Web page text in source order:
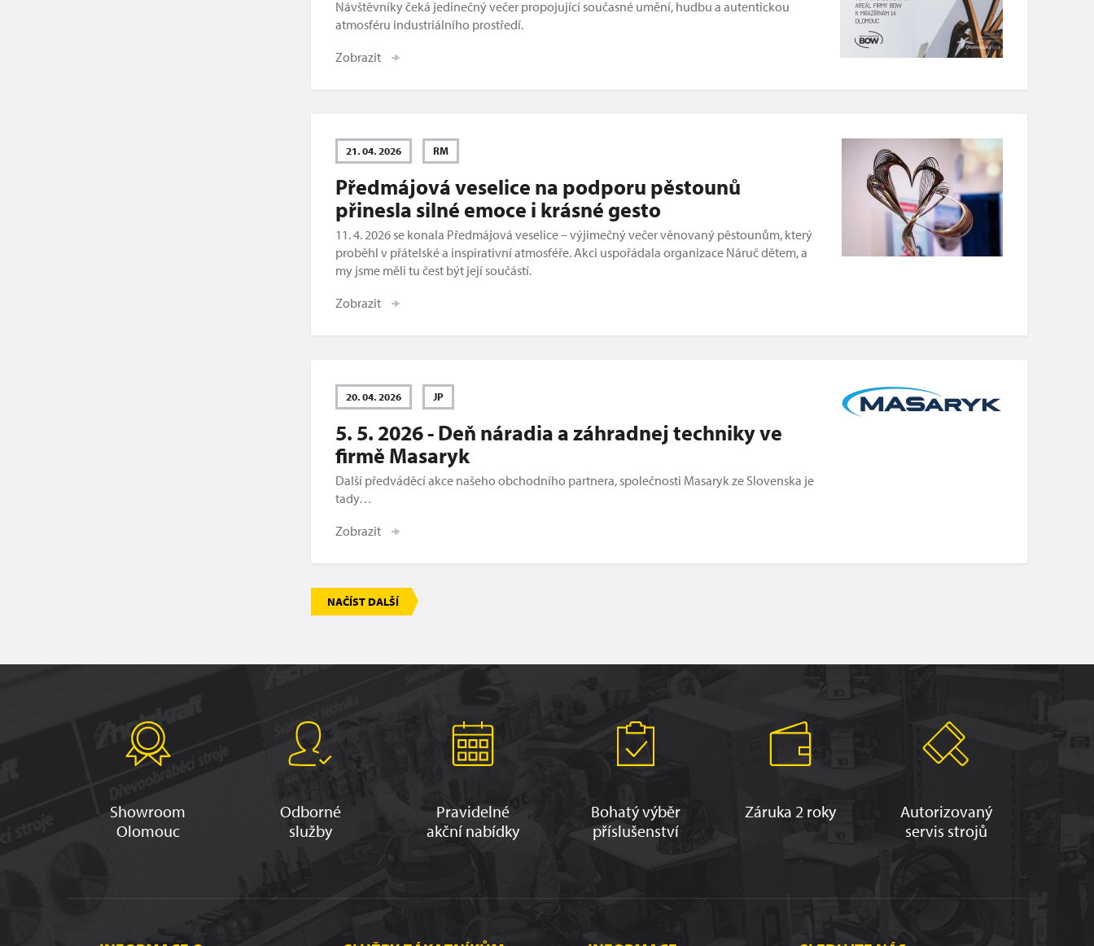
Návštěvníky čeká jedinečný večer propojující současné umění, hudbu a autentickou
atmosféru industriálního prostředí.
Zobrazit
21. 04. 2026 RM
Předmájová veselice na podporu pěstounů
přinesla silné emoce i krásné gesto
11. 4. 2026 se konala Předmájová veselice – výjimečný večer věnovaný pěstounům, který
proběhl v přátelské a inspirativní atmosféře. Akci uspořádala organizace Náruč dětem, a
my jsme měli tu čest být její součástí.
Zobrazit
20. 04. 2026 JP
5. 5. 2026 - Deň náradia a záhradnej techniky ve
firmě Masaryk
Další předváděcí akce našeho obchodního partnera, společnosti Masaryk ze Slovenska je
tady…
Zobrazit
NAČÍST DALŠÍ
Showroom
Olomouc
Odborné
služby
Pravidelné
akční nabídky
Bohatý výběr
příslušenství
Záruka 2 roky
Autorizovaný
servis strojů